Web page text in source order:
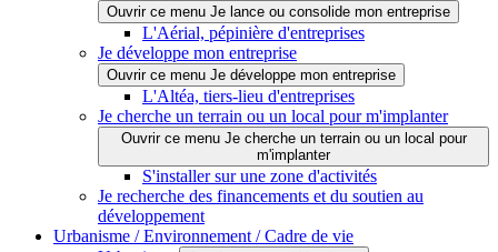
Ouvrir ce menu Je lance ou consolide mon entreprise
L'Aérial, pépinière d'entreprises
Je développe mon entreprise
Ouvrir ce menu Je développe mon entreprise
L'Altéa, tiers-lieu d'entreprises
Je cherche un terrain ou un local pour m'implanter
Ouvrir ce menu Je cherche un terrain ou un local pour
m'implanter
S'installer sur une zone d'activités
Je recherche des financements et du soutien au
développement
Urbanisme / Environnement / Cadre de vie